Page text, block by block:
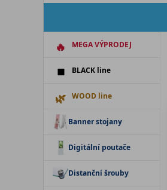
MEGA VÝPRODEJ
BLACK line
WOOD line
Banner stojany
Digitální poutače
Distanční šrouby